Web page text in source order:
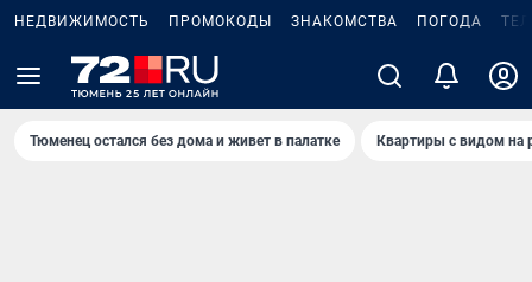
НЕДВИЖИМОСТЬ ПРОМОКОДЫ ЗНАКОМСТВА ПОГОДА
Тюменец остался без дома и живет в палатке Квартиры с видом на